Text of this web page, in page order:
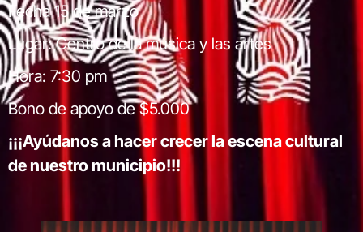
Fecha 15 de marzo
Lugar: Centro de la música y las artes
Hora: 7:30 pm
Bono de apoyo de $5.000
¡¡¡Ayúdanos a hacer crecer la escena cultural
de nuestro municipio!!!